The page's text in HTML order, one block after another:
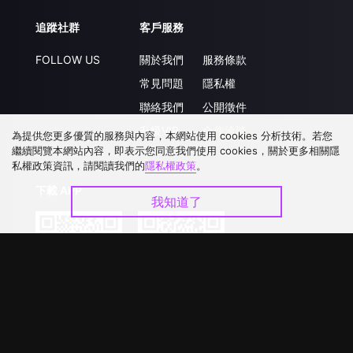
追蹤社群
FOLLOW US
客戶服務
關於我們
常見問題
聯絡我們
升級VIP
服務條款
隱私權
公開徵件
合作洽談
下載 APP
為提供您更多優質的服務與內容，本網站使用 cookies 分析技術。若您
繼續閱覽本網站內容，即表示您同意我們使用 cookies，關於更多相關隱
私權政策資訊，請閱讀我們的隱私權政策。
我知道了